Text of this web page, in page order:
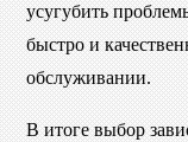
усугубить
быстро и
обслуживании.
В итоге выбор